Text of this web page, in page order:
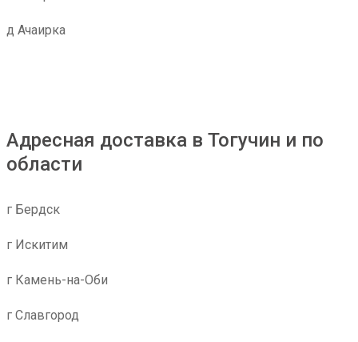
д Ачаирка
Адресная доставка в Тогучин и по
области
г Бердск
г Искитим
г Камень-на-Оби
г Славгород